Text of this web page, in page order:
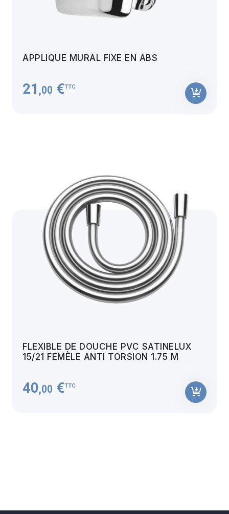
APPLIQUE MURAL FIXE EN ABS
21 ,00 €TTC
FLEXIBLE DE DOUCHE PVC SATINELUX
15/21 FEMÈLE ANTI TORSION 1.75 M
40,00 €TTC